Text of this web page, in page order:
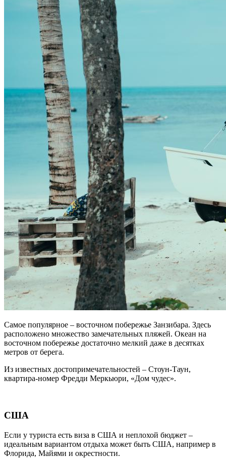
Самое популярное – восточном побережье Занзибара. Здесь
расположено множество замечательных пляжей. Океан на
восточном побережье достаточно мелкий даже в десятках
метров от берега.
Из известных достопримечательностей – Стоун-Таун,
квартира-номер Фредди Меркьюри, «Дом чудес».
США
Если у туриста есть виза в США и неплохой бюджет –
идеальным вариантом отдыха может быть США, например в
Флорида, Майями и окрестности.